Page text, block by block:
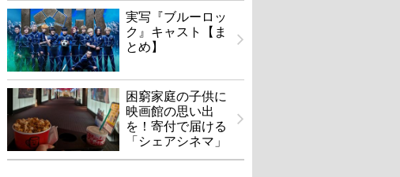
実写『ブルーロッ
ク』キャスト【ま
とめ】
困窮家庭の子供に
映画館の思い出
を！寄付で届ける
「シェアシネマ」